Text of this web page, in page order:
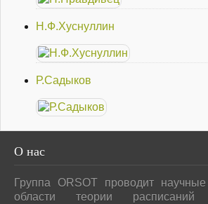
Н.Ф.Хуснуллин
Р.Садыков
О нас
Группа ORSOT проводит
области теории